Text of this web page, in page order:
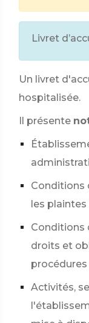
Livret
Un livret
hospitalisée.
Il présente
Conditions
les
Conditions
droits et
Activités,